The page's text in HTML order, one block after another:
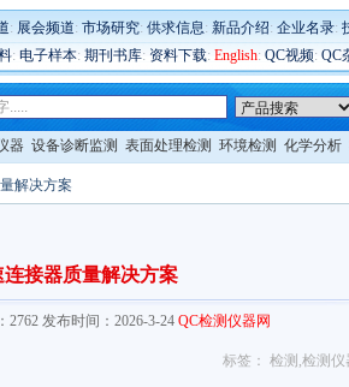
: 展会频道: 市场研究: 供求信息: 新品介绍: 企业名录:
: 电子样本: 期刊书库: 资料下载: English: QC视频: QC
器 设备诊断监测 表面处理检测 环境检测 化学分析
解决方案
接器质量解决方案
2762 发布时间：2026-3-24 QC检测仪器网
标签： 检测 ,检测仪